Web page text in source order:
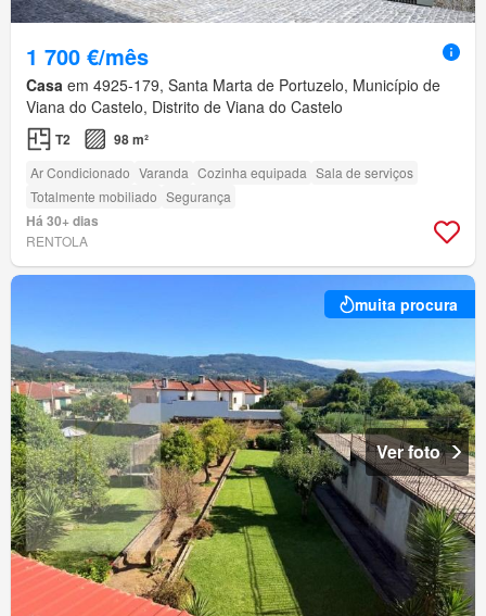
1 700 €/mês
Casa em 4925-179, Santa Marta de Portuzelo, Município de
Viana do Castelo, Distrito de Viana do Castelo
T2 98 m²
Ar Condicionado Varanda Cozinha equipada Sala de serviços
Totalmente mobiliado Segurança
Há 30+ dias
RENTOLA
muita procura
Ver foto